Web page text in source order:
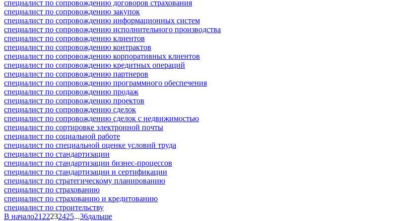
специалист по сопровождению договоров страхования
специалист по сопровождению закупок
специалист по сопровождению информационных систем
специалист по сопровождению исполнительного производства
специалист по сопровождению клиентов
специалист по сопровождению контрактов
специалист по сопровождению корпоративных клиентов
специалист по сопровождению кредитных операций
специалист по сопровождению партнеров
специалист по сопровождению программного обеспечения
специалист по сопровождению продаж
специалист по сопровождению проектов
специалист по сопровождению сделок
специалист по сопровождению сделок с недвижимостью
специалист по сортировке электронной почты
специалист по социальной работе
специалист по специальной оценке условий труда
специалист по стандартизации
специалист по стандартизации бизнес-процессов
специалист по стандартизации и сертификации
специалист по стратегическому планированию
специалист по страхованию
специалист по страхованию и кредитованию
специалист по строительству
В начало21 22232425...36дальше